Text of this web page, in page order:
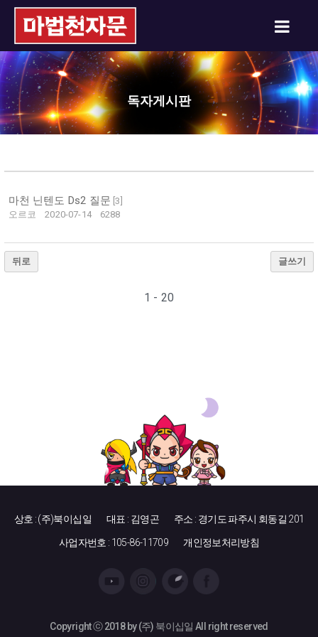
독자게시판
마천 닌텐도 Ds2 질문 [3
오르코
2020-07-14 6288
뒤로 글쓰기
1 - 20
상호 : (주)북이십일 대표 : 김영곤 주소 : 경기도 파주시 회동길 201
사업자번호 : 105-86-11709 개인정보처리방침
Copyright ⓒ 2018 by (주) 북이십일 All right reserved